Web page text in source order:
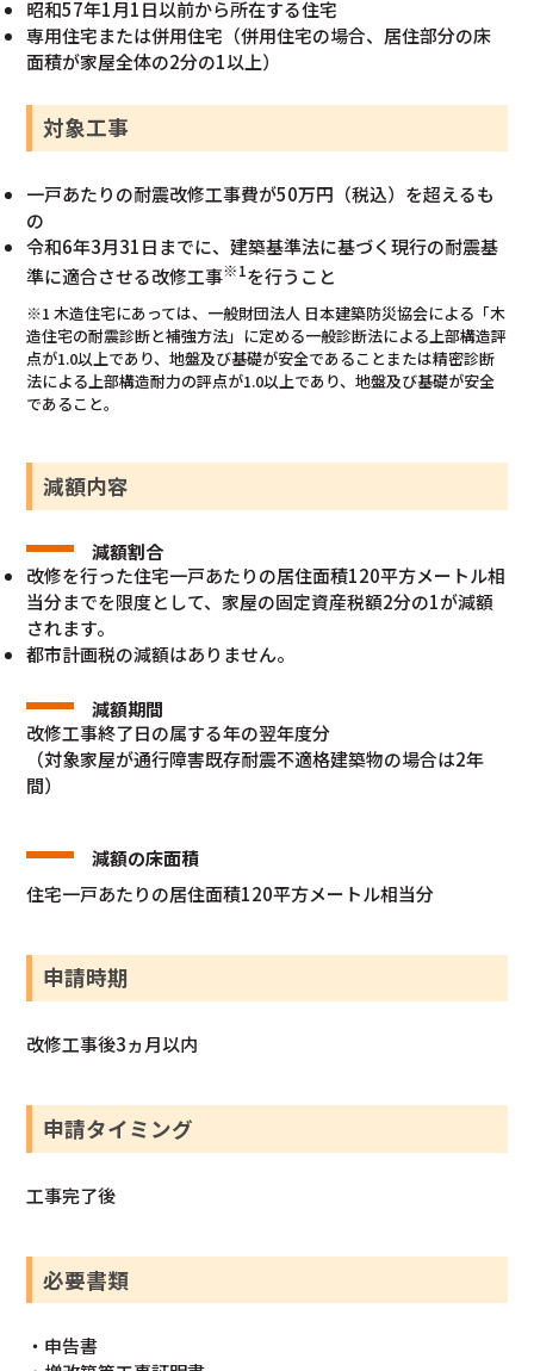
昭和57年1月1日以前から所在する住宅
専用住宅または併用住宅（併用住宅の場合、居住部分の床
面積が家屋全体の2分の1以上）
対象工事
一戸あたりの耐震改修工事費が50万円（税込）を超えるも
の
令和6年3月31日までに、建築基準法に基づく現行の耐震基
準に適合させる改修工事※1を行うこと
※1 木造住宅にあっては、一般財団法人 日本建築防災協会による「木
造住宅の耐震診断と補強方法」に定める一般診断法による上部構造評
点が1.0以上であり、地盤及び基礎が安全であることまたは精密診断
法による上部構造耐力の評点が1.0以上であり、地盤及び基礎が安全
であること。
減額内容
減額割合
改修を行った住宅一戸あたりの居住面積120平方メートル相
当分までを限度として、家屋の固定資産税額2分の1が減額
されます。
都市計画税の減額はありません。
減額期間
改修工事終了日の属する年の翌年度分
（対象家屋が通行障害既存耐震不適格建築物の場合は2年
間）
減額の床面積
住宅一戸あたりの居住面積120平方メートル相当分
申請時期
改修工事後3ヵ月以内
申請タイミング
工事完了後
必要書類
・申告書